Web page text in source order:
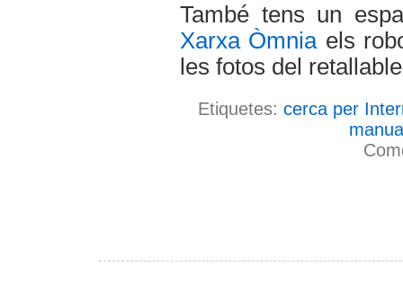
També tens un
Xarxa Òmniaels
les fotos del
Etiquetes: cerca per